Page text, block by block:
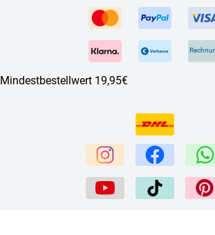
Mindestbestellwert 19,95€